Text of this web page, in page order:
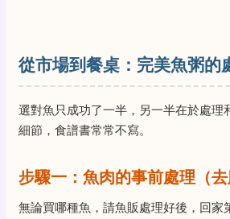
從市場到餐桌：完美魚粥的
選對魚只成功了一半，另一半在於處理
細節，食譜書常常不寫。
步驟一：魚肉的事前處理（去
無論買哪種魚，請魚販處理好後，回家